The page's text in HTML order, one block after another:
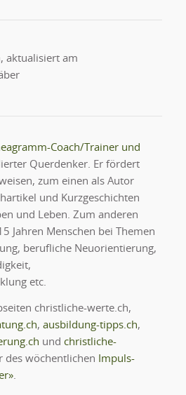
aktualisiert am
Coach/Trainer und
Querdenker. Er fördert
zum einen als Autor
und Kurzgeschichten
und Leben. Zum anderen
Jahren Menschen bei Themen
berufliche Neuorientierung,
etc.
christliche-werte.ch,
, ausbildung-tipps.ch,
und christliche-
des wöchentlichen
Impuls-
.